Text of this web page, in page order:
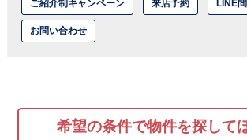
ご紹介制キャンペーン 来店予約 LINE
お問い合わせ
希望の条件で物件を探して